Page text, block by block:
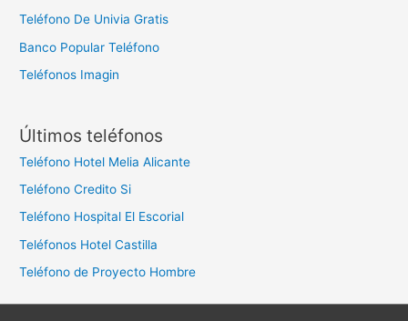
Teléfono De Univia Gratis
Banco Popular Teléfono
Teléfonos Imagin
Últimos teléfonos
Teléfono Hotel Melia Alicante
Teléfono Credito Si
Teléfono Hospital El Escorial
Teléfonos Hotel Castilla
Teléfono de Proyecto Hombre